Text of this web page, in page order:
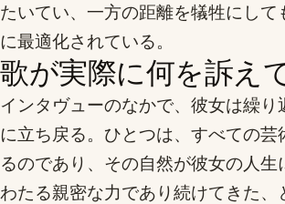
たいてい、一方の距離を犠牲にして
に最適化されている。
歌が実際に何を訴え
インタヴューのなかで、彼女は繰り
に立ち戻る。ひとつは、すべての芸
るのであり、その自然が彼女の人生
わたる親密な力であり続けてきた、